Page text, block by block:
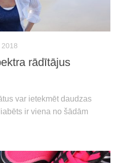
2018
rādītājus
var ietekmēt daudzas
ir viena no šādām